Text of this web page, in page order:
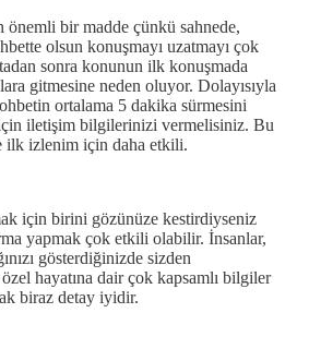
bir madde çünkü sahnede,
olsun konuşmayı uzatmayı çok
sonra konunun ilk konuşmada
gitmesine neden oluyor. Dolayısıyla
ortalama 5 dakika sürmesini
için iletişim bilgilerinizi vermelisiniz. Bu
ilk izlenim için daha etkili.
için birini gözünüze kestirdiyseniz
yapmak çok etkili olabilir. İnsanlar,
gösterdiğinizde sizden
hayatına dair çok kapsamlı bilgiler
biraz detay iyidir.